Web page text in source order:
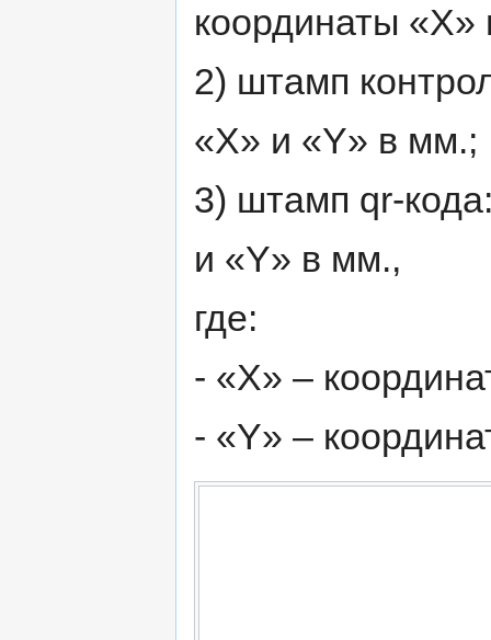
координаты
2) штамп
«X» и «Y» в мм.;
3) штамп qr-
и «Y» в мм.,
где:
- «X» –
- «Y» –